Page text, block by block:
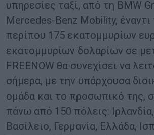
υπηρεσίες ταξί, από τη BMW
Mercedes-Benz Mobility,
περίπου 175 εκατομμυρίων
εκατομμυρίων δολαρίων σε
FREENOW θα συνεχίσει να
σήμερα, με την υπάρχουσα
ομάδα και το προσωπικό της,
πάνω από 150 πόλεις:
Βασίλειο, Γερμανία, Ελλάδα,